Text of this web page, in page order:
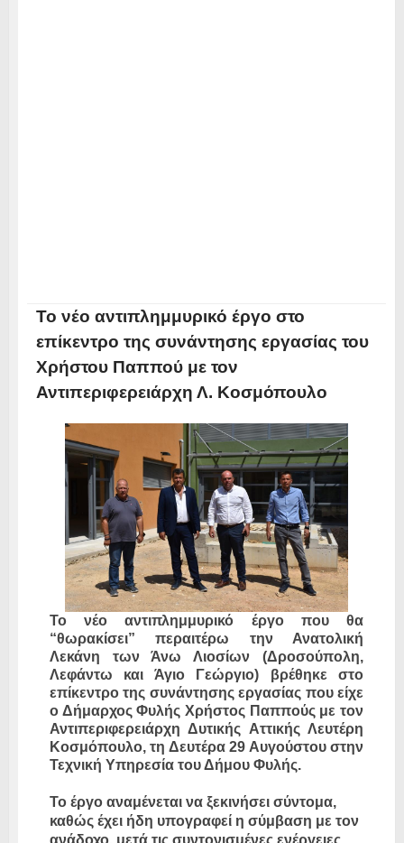
Το νέο αντιπλημμυρικό έργο στο
επίκεντρο της συνάντησης εργασίας του
Χρήστου Παππού με τον
Αντιπεριφερειάρχη Λ. Κοσμόπουλο
Το νέο αντιπλημμυρικό έργο που θα
“θωρακίσει” περαιτέρω την Ανατολική
Λεκάνη των Άνω Λιοσίων (Δροσούπολη,
Λεφάντω και Άγιο Γεώργιο) βρέθηκε στο
επίκεντρο της συνάντησης εργασίας που είχε
ο Δήμαρχος Φυλής Χρήστος Παππούς με τον
Αντιπεριφερειάρχη Δυτικής Αττικής Λευτέρη
Κοσμόπουλο, τη Δευτέρα 29 Αυγούστου στην
Τεχνική Υπηρεσία του Δήμου Φυλής.
Το έργο αναμένεται να ξεκινήσει σύντομα,
καθώς έχει ήδη υπογραφεί η σύμβαση με τον
ανάδοχο, μετά τις συντονισμένες ενέργειες